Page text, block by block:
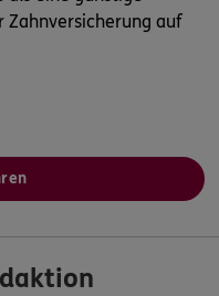
Zahnversicherung auf